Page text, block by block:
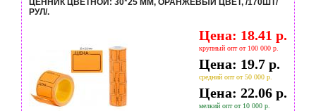
ЦЕННИК ЦВЕТНОЙ: 30*25 ММ, ОРАНЖЕВЫЙ ЦВЕТ, /170ШТ/
РУЛ/.
Цена: 18.41 р.
крупный опт от 100 000 р.
Цена: 19.7 р.
средний опт от 50 000 р.
Цена: 22.06 р.
мелкий опт от 10 000 р.